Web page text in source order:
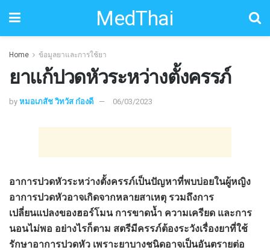
MedThai
Home ข้อมูลยาและการใช้ยา
ยาแก้ปวดหัวระหว่างตั้งครรภ์
by หมอเภสัช วิทวัส ก๋องดี 06/03/2023
อาการปวดหัวระหว่างตั้งครรภ์เป็นปัญหาที่พบบ่อยในผู้หญิง
อาการปวดหัวอาจเกิดจากหลายสาเหตุ รวมถึงการ
เปลี่ยนแปลงของฮอร์โมน การขาดน้ำ ความเครียด และการ
นอนไม่พอ อย่างไรก็ตาม สตรีมีครรภ์ต้องระวังเรื่องยาที่ใช้
รักษาอาการปวดหัว เพราะยาบางชนิดอาจเป็นอันตรายต่อ